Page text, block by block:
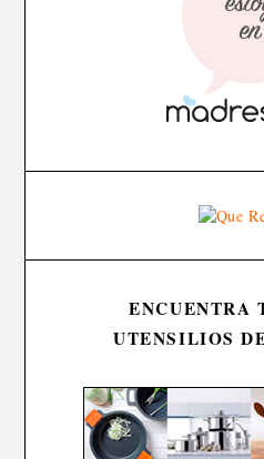
ENCUENTRA
UTENSILIOS